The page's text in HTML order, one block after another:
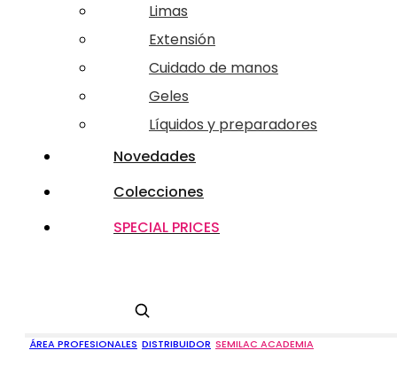
Limas
Extensión
Cuidado de manos
Geles
Líquidos y preparadores
Novedades
Colecciones
SPECIAL PRICES
ÁREA PROFESIONALES DISTRIBUIDOR SEMILAC ACADEMIA